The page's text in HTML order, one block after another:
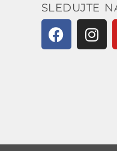
SLEDUJTE